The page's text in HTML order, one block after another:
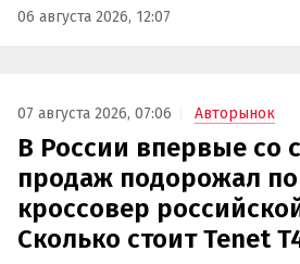
06 августа 2026, 12:07
07 августа 2026, 07:06 Авторынок
В России впервые со
продаж подорожал
кроссовер
Сколько стоит Tenet